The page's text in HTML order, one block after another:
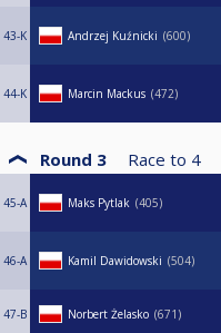
43-K Andrzej Kuźnicki 600
44-K Marcin Mackus 472
Round 3 Race to 4
45-A Maks Pytlak 405
46-A Kamil Dawidowski 504
47-B Norbert Żelasko 671